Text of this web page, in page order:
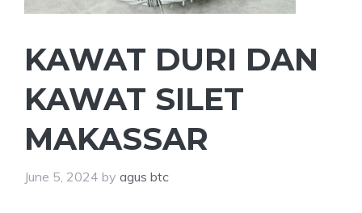
KAWAT DURI DAN
KAWAT SILET
MAKASSAR
June 5, 2024 by agus btc